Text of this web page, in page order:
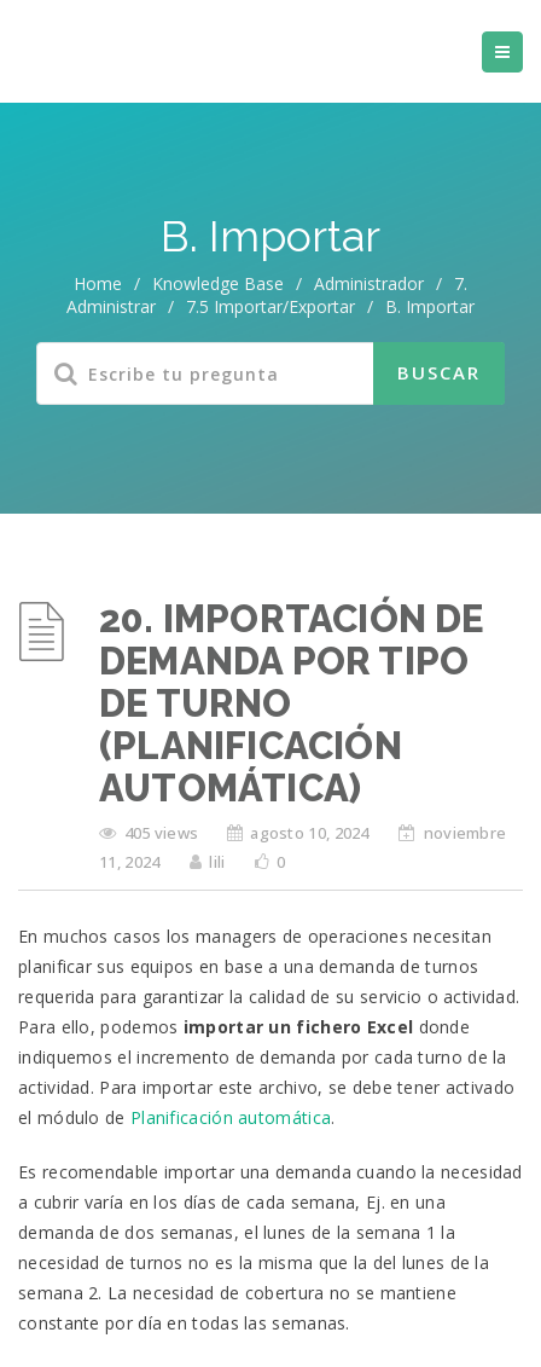
B. Importar
Home / Knowledge Base / Administrador / 7.
Administrar / 7.5 Importar/Exportar / B. Importar
20. IMPORTACIÓN DE
DEMANDA POR TIPO
DE TURNO
(PLANIFICACIÓN
AUTOMÁTICA)
405 views agosto 10, 2024
noviembre
11, 2024
lili 0
En muchos casos los managers de operaciones necesitan
planificar sus equipos en base a una demanda de turnos
requerida para garantizar la calidad de su servicio o actividad.
Para ello, podemos importar un fichero Excel donde
indiquemos el incremento de demanda por cada turno de la
actividad. Para importar este archivo, se debe tener activado
el módulo de Planificación automática.
Es recomendable importar una demanda cuando la necesidad
a cubrir varía en los días de cada semana, Ej. en una
demanda de dos semanas, el lunes de la semana 1 la
necesidad de turnos no es la misma que la del lunes de la
semana 2. La necesidad de cobertura no se mantiene
constante por día en todas las semanas.